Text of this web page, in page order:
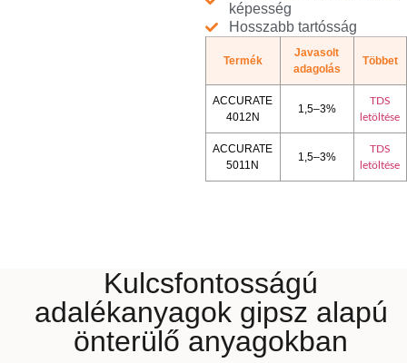
képesség
Hosszabb tartósság
Termék
Javasolt
adagolás
Többet
ACCURATE
4012N
1,5–3%
TDS
letöltése
ACCURATE
5011N
1,5–3%
TDS
letöltése
Kulcsfontosságú
adalékanyagok gipsz alapú
önterülő anyagokban